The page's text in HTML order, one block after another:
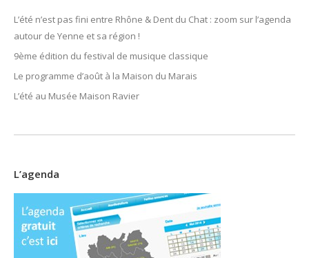
L’été n’est pas fini entre Rhône & Dent du Chat : zoom sur l’agenda
autour de Yenne et sa région !
9ème édition du festival de musique classique
Le programme d’août à la Maison du Marais
L’été au Musée Maison Ravier
L’agenda